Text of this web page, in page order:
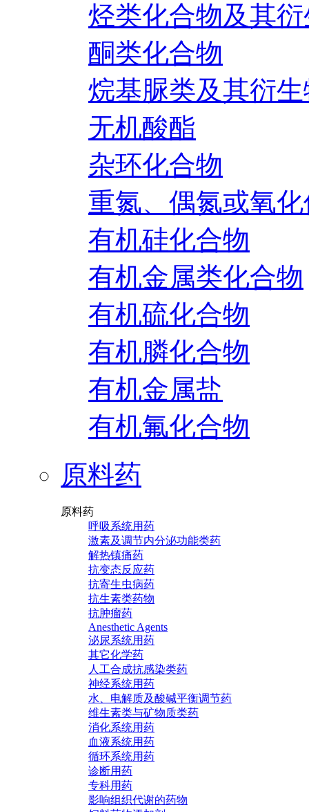
烃类化合物及其
酮类化合物
烷基脲类及其衍
无机酸酯
杂环化合物
重氮、偶氮或氧
有机硅化合物
有机金属类化合物
有机硫化合物
有机膦化合物
有机金属盐
有机氟化合物
原料药
原料药
呼吸系统用药
激素及调节内分泌功能类药
解热镇痛药
抗变态反应药
抗寄生虫病药
抗生素类药物
抗肿瘤药
Anesthetic Agents
泌尿系统用药
其它化学药
人工合成抗感染类药
神经系统用药
水、电解质及酸碱平衡调节药
维生素类与矿物质类药
消化系统用药
血液系统用药
循环系统用药
诊断用药
专科用药
影响组织代谢的药物